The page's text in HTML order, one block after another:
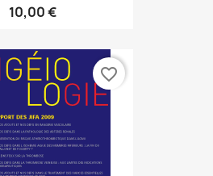
10,00 €
favorite_border